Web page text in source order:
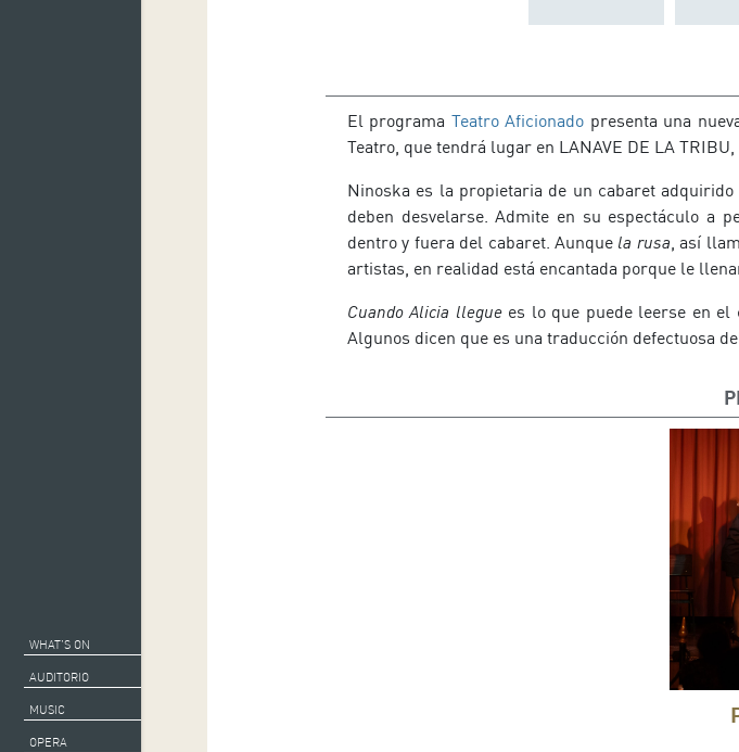
WHAT’S ON
AUDITORIO
MUSIC
OPERA
El programa Teatro Aficionado presenta una
Teatro, que tendrá lugar en LANAVE DE LA
Ninoska es la propietaria de un cabaret
deben desvelarse. Admite en su espectáculo a
dentro y fuera del cabaret. Aunque la rusa, así
artistas, en realidad está encantada porque le
Cuando Alicia lleguees lo que puede leerse en el
Algunos dicen que es una traducción defectuosa